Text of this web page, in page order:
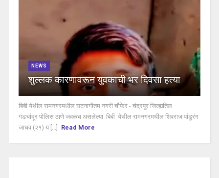
NEWS
शुल्लक कारणावरून युवकाची भर दिवसा हत्या
बिबी येथील रामनगरमधील घटनागौतम नगरी चौफेर - चंद्रपूर जिल्ह्यतिल
गडचांदूर पोलिस ठाणे जवळच असलेल्या बिबी येथील रामनगरमधील शिवराज पांडुरंग
जाधव (२१) य [...]
Read More